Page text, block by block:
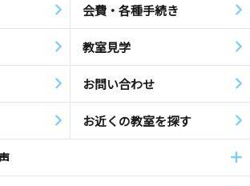
会費・各種手続き
教室見学
お問い合わせ
お近くの教室を探す